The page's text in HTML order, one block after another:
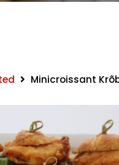
Minicroissant